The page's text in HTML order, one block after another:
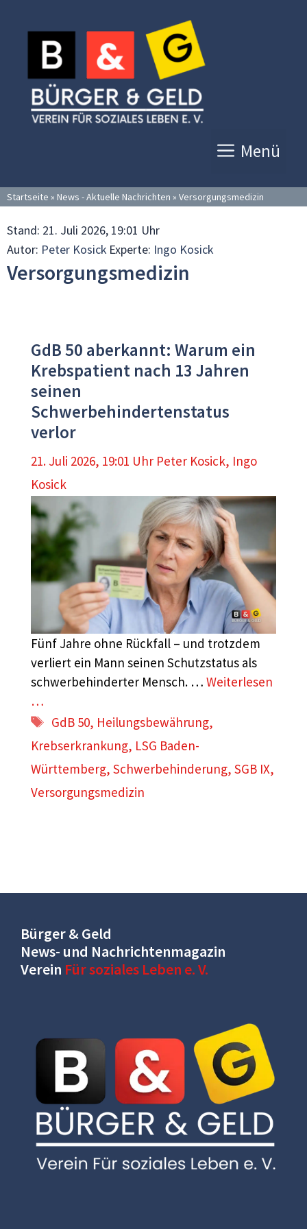
Inhalt
springen
Menü
Startseite » News - Aktuelle Nachrichten » Versorgungsmedizin
Stand: 21. Juli 2026, 19:01 Uhr
Autor: Peter Kosick Experte: Ingo Kosick
Versorgungsmedizin
GdB 50 aberkannt: Warum ein
Krebspatient nach 13 Jahren
seinen
Schwerbehindertenstatus
verlor
21. Juli 2026, 19:01 Uhr Peter Kosick, Ingo
Kosick
Fünf Jahre ohne Rückfall – und trotzdem
verliert ein Mann seinen Schutzstatus als
schwerbehinderter Mensch. … Weiterlesen
…
Schlagwörter
GdB 50, Heilungsbewährung,
Krebserkrankung, LSG Baden-
Württemberg, Schwerbehinderung, SGB IX,
Versorgungsmedizin
Bürger & Geld
News- und Nachrichtenmagazin
Verein Für soziales Leben e. V.